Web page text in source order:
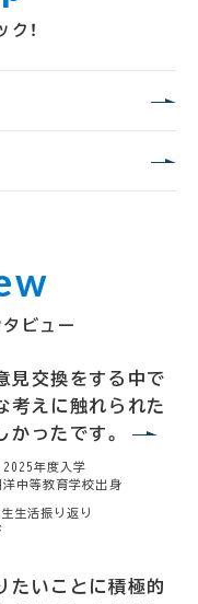
！
タビュー
見交換をする中で
考えに触れられた
かったです。
年度入学
中等教育学校出身
生活振り返り
たいことに積極的